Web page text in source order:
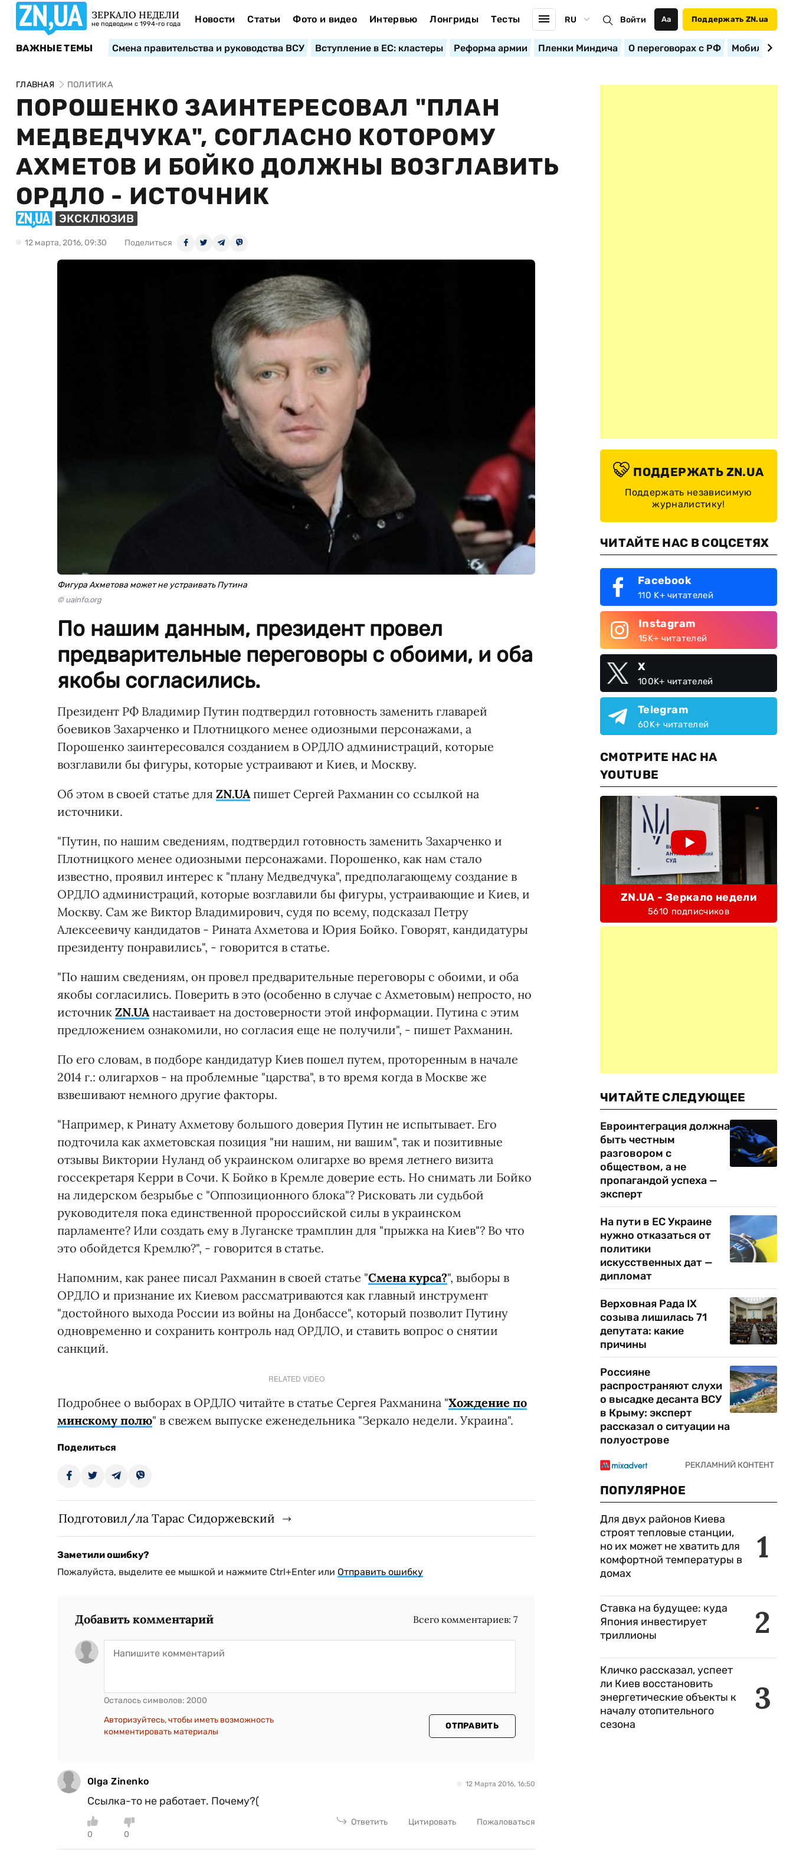
ЗЕРКАЛО НЕДЕЛИ
не подводим с 1994-го года Новости Статьи Фото и видео Интервью Лонгриды Тесты RU Войти Аа Поддержать ZN.ua
ВАЖНЫЕ ТЕМЫ Смена правительства и руководства ВСУ Вступление в ЕС: кластеры Реформа армии Пленки Миндича О переговорах с РФ
ГЛАВНАЯ ПОЛИТИКА
ПОРОШЕНКО ЗАИНТЕРЕСОВАЛ "ПЛАН
МЕДВЕДЧУКА", СОГЛАСНО КОТОРОМУ
АХМЕТОВ И БОЙКО ДОЛЖНЫ ВОЗГЛАВИТЬ
ОРДЛО - ИСТОЧНИК
ЭКСКЛЮЗИВ
12 марта, 2016, 09:30 Поделиться
Фигура Ахметова может не устраивать Путина
© uainfo.org
По нашим данным, президент провел
предварительные переговоры с обоими, и оба
якобы согласились.
Президент РФ Владимир Путин подтвердил готовность заменить главарей
боевиков Захарченко и Плотницкого менее одиозными персонажами, а
Порошенко заинтересовался созданием в ОРДЛО администраций, которые
возглавили бы фигуры, которые устраивают и Киев, и Москву.
Об этом в своей статье для ZN.UAпишет Сергей Рахманин со ссылкой на
источники.
"Путин, по нашим сведениям, подтвердил готовность заменить Захарченко и
Плотницкого менее одиозными персонажами. Порошенко, как нам стало
известно, проявил интерес к "плану Медведчука", предполагающему создание в
ОРДЛО администраций, которые возглавили бы фигуры, устраивающие и Киев, и
Москву. Сам же Виктор Владимирович, судя по всему, подсказал Петру
Алексеевичу кандидатов - Рината Ахметова и Юрия Бойко. Говорят, кандидатуры
президенту понравились", - говорится в статье.
"По нашим сведениям, он провел предварительные переговоры с обоими, и оба
якобы согласились. Поверить в это (особенно в случае с Ахметовым) непросто, но
источник ZN.UAнастаивает на достоверности этой информации. Путина с этим
предложением ознакомили, но согласия еще не получили", - пишет Рахманин.
По его словам, в подборе кандидатур Киев пошел путем, проторенным в начале
2014 г.: олигархов - на проблемные "царства", в то время когда в Москве же
взвешивают немного другие факторы.
"Например, к Ринату Ахметову большого доверия Путин не испытывает. Его
подточила как ахметовская позиция "ни нашим, ни вашим", так и позитивные
отзывы Виктории Нуланд об украинском олигархе во время летнего визита
госсекретаря Керри в Сочи. К Бойко в Кремле доверие есть. Но снимать ли Бойко
на лидерском безрыбье с "Оппозиционного блока"? Рисковать ли судьбой
руководителя пока единственной пророссийской силы в украинском
парламенте? Или создать ему в Луганске трамплин для "прыжка на Киев"? Во что
это обойдется Кремлю?", - говорится в статье.
Напомним, как ранее писал Рахманин в своей статье "Смена курса?", выборы в
ОРДЛО и признание их Киевом рассматриваются как главный инструмент
"достойного выхода России из войны на Донбассе", который позволит Путину
одновременно и сохранить контроль над ОРДЛО, и ставить вопрос о снятии
санкций.
RELATED VIDEO
Подробнее о выборах в ОРДЛО читайте в статье Сергея Рахманина "Хождение по
минскому полю" в свежем выпуске еженедельника "Зеркало недели. Украина".
Поделиться
Подготовил/ла Тарас Сидоржевский
Заметили ошибку?
Пожалуйста, выделите ее мышкой и нажмите Ctrl+Enter или Отправить ошибку
Добавить комментарий Всего комментариев:7
Осталось символов: 2000
Авторизуйтесь, чтобы иметь возможность
комментировать материалы
ОТПРАВИТЬ
Olga Zinenko 12 Марта 2016, 16:50
Ссылка-то не работает. Почему?(
0 0
Ответить Цитировать Пожаловаться
ПОДДЕРЖАТЬ ZN.UA
Поддержать независимую
журналистику!
ЧИТАЙТЕ НАС В СОЦСЕТЯХ
Facebook
110 K+ читателей
Instagram
15K+ читателей
X
100K+ читателей
Telegram
60K+ читателей
СМОТРИТЕ НАС НА
YOUTUBE
ZN.UA - Зеркало недели
5610 подписчиков
ЧИТАЙТЕ СЛЕДУЮЩЕЕ
Евроинтеграция должна
быть честным
разговором с
обществом, а не
пропагандой успеха —
эксперт
На пути в ЕС Украине
нужно отказаться от
политики
искусственных дат —
дипломат
Верховная Рада IX
созыва лишилась 71
депутата: какие
причины
Россияне
распространяют слухи
о высадке десанта ВСУ
в Крыму: эксперт
рассказал о ситуации на
полуострове
ПОПУЛЯРНОЕ
1
Для двух районов Киева
строят тепловые станции,
но их может не хватить для
комфортной температуры в
домах
2
Ставка на будущее: куда
Япония инвестирует
триллионы
3
Кличко рассказал, успеет
ли Киев восстановить
энергетические объекты к
началу отопительного
сезона